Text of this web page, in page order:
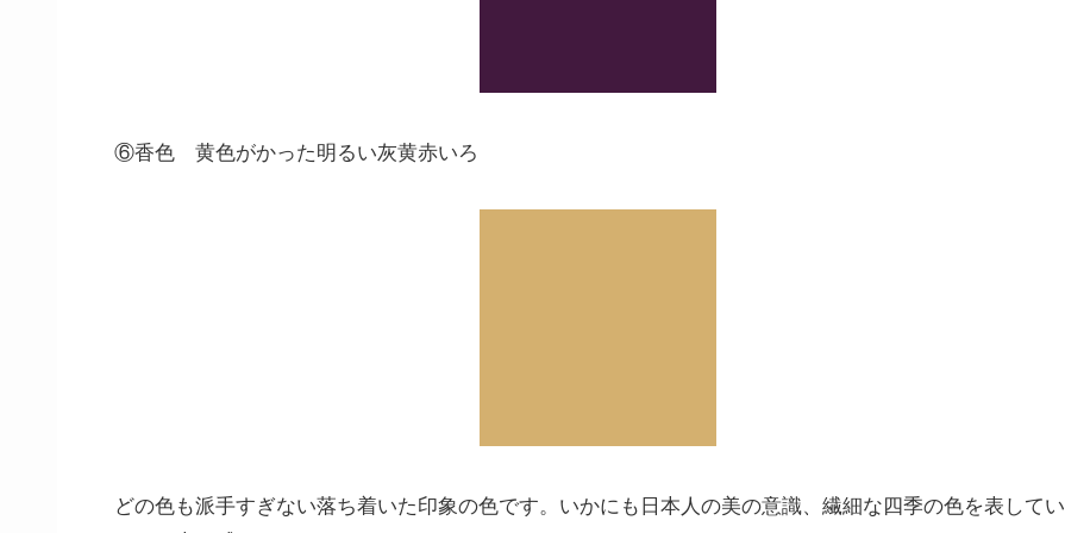
⑥香色 黄色がかった明るい灰黄赤いろ
どの色も派手すぎない落ち着いた印象の色です。いかにも日本人の美の意識、繊細な四季の色を表してい